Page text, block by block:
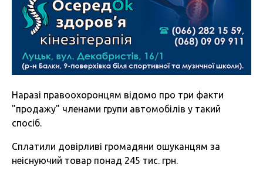
Наразі правоохоронцям відомо про три факти
"продажу" членами групи автомобілів у такий
спосіб.
Сплатили довірливі громадяни ошуканцям за
неіснуючий товар понад 245 тис. грн.